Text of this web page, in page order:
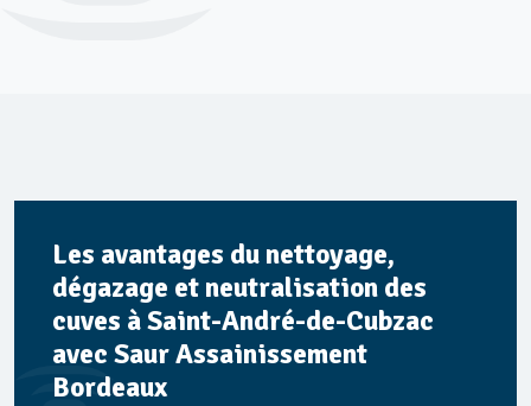
Les avantages du nettoyage,
dégazage et neutralisation des
cuves à Saint-André-de-Cubzac
avec Saur Assainissement
Bordeaux